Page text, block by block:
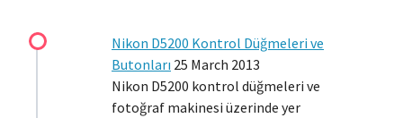
Nikon D5200 Kontrol Düğmeleri ve
Butonları 25 March 2013
Nikon D5200 kontrol düğmeleri ve
fotoğraf makinesi üzerinde yer